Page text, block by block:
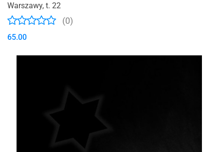
Warszawy, t. 22
(0)
65.00